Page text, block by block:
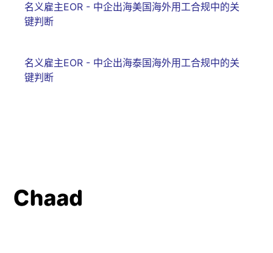
名义雇主EOR - 中企出海美国海外用工合规中的关
键判断
名义雇主EOR - 中企出海泰国海外用工合规中的关
键判断